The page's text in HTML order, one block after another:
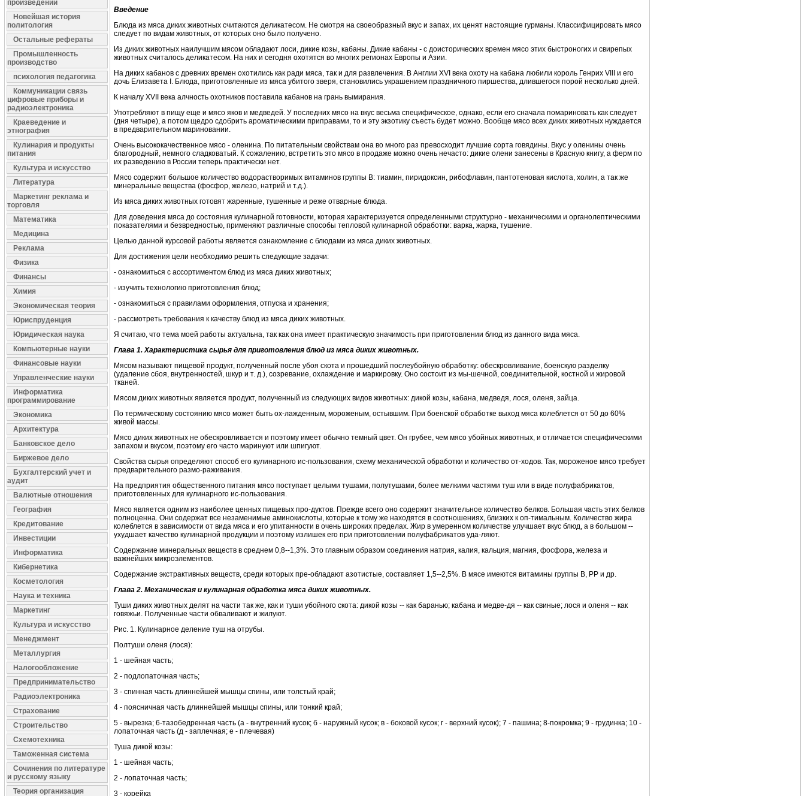
произведений
Новейшая история
политология
Остальные рефераты
Промышленность
производство
психология педагогика
Коммуникации связь
цифровые приборы и
радиоэлектроника
Краеведение и
этнография
Кулинария и продукты
питания
Культура и искусство
Литература
Маркетинг реклама и
торговля
Математика
Медицина
Реклама
Физика
Финансы
Химия
Экономическая теория
Юриспруденция
Юридическая наука
Компьютерные науки
Финансовые науки
Управленческие науки
Информатика
программирование
Экономика
Архитектура
Банковское дело
Биржевое дело
Бухгалтерский учет и
аудит
Валютные отношения
География
Кредитование
Инвестиции
Информатика
Кибернетика
Косметология
Наука и техника
Маркетинг
Культура и искусство
Менеджмент
Металлургия
Налогообложение
Предпринимательство
Радиоэлектроника
Страхование
Строительство
Схемотехника
Таможенная система
Сочинения по литературе
и русскому языку
Теория организация
Введение
Блюда из мяса диких животных считаются деликатесом. Не смотря на своеобразный вкус и запах, их ценят настоящие гурманы. Классифицировать мясо
следует по видам животных, от которых оно было получено.
Из диких животных наилучшим мясом обладают лоси, дикие козы, кабаны. Дикие кабаны - с доисторических времен мясо этих быстроногих и свирепых
животных считалось деликатесом. На них и сегодня охотятся во многих регионах Европы и Азии.
На диких кабанов с древних времен охотились как ради мяса, так и для развлечения. В Англии XVI века охоту на кабана любили король Генрих VIII и его
дочь Елизавета I. Блюда, приготовленные из мяса убитого зверя, становились украшением праздничного пиршества, длившегося порой несколько дней.
К началу XVII века алчность охотников поставила кабанов на грань вымирания.
Употребляют в пищу еще и мясо яков и медведей. У последних мясо на вкус весьма специфическое, однако, если его сначала помариновать как следует
(дня четыре), а потом щедро сдобрить ароматическими приправами, то и эту экзотику съесть будет можно. Вообще мясо всех диких животных нуждается
в предварительном мариновании.
Очень высококачественное мясо - оленина. По питательным свойствам она во много раз превосходит лучшие сорта говядины. Вкус у оленины очень
благородный, немного сладковатый. К сожалению, встретить это мясо в продаже можно очень нечасто: дикие олени занесены в Красную книгу, а ферм по
их разведению в России теперь практически нет.
Мясо содержит большое количество водорастворимых витаминов группы В: тиамин, пиридоксин, рибофлавин, пантотеновая кислота, холин, а так же
минеральные вещества (фосфор, железо, натрий и т.д.).
Из мяса диких животных готовят жаренные, тушенные и реже отварные блюда.
Для доведения мяса до состояния кулинарной готовности, которая характеризуется определенными структурно - механическими и органолептическими
показателями и безвредностью, применяют различные способы тепловой кулинарной обработки: варка, жарка, тушение.
Целью данной курсовой работы является ознакомление с блюдами из мяса диких животных.
Для достижения цели необходимо решить следующие задачи:
- ознакомиться с ассортиментом блюд из мяса диких животных;
- изучить технологию приготовления блюд;
- ознакомиться с правилами оформления, отпуска и хранения;
- рассмотреть требования к качеству блюд из мяса диких животных.
Я считаю, что тема моей работы актуальна, так как она имеет практическую значимость при приготовлении блюд из данного вида мяса.
Глава 1. Характеристика сырья для приготовления блюд из мяса диких животных.
Мясом называют пищевой продукт, полученный после убоя скота и прошедший послеубойную обработку: обескровливание, боенскую разделку
(удаление сбоя, внутренностей, шкур и т. д.), созревание, охлаждение и маркировку. Оно состоит из мы-шечной, соединительной, костной и жировой
тканей.
Мясом диких животных является продукт, полученный из следующих видов животных: дикой козы, кабана, медведя, лося, оленя, зайца.
По термическому состоянию мясо может быть ох-лажденным, мороженым, остывшим. При боенской обработке выход мяса колеблется от 50 до 60%
живой массы.
Мясо диких животных не обескровливается и поэтому имеет обычно темный цвет. Он грубее, чем мясо убойных животных, и отличается специфическими
запахом и вкусом, поэтому его часто маринуют или шпигуют.
Свойства сырья определяют способ его кулинарного ис-пользования, схему механической обработки и количество от-ходов. Так, мороженое мясо требует
предварительного размо-раживания.
На предприятия общественного питания мясо поступает целыми тушами, полутушами, более мелкими частями туш или в виде полуфабрикатов,
приготовленных для кулинарного ис-пользования.
Мясо является одним из наиболее ценных пищевых про-дуктов. Прежде всего оно содержит значительное количество белков. Большая часть этих белков
полноценна. Они содержат все незаменимые аминокислоты, которые к тому же находятся в соотношениях, близких к оп-тимальным. Количество жира
колеблется в зависимости от вида мяса и его упитанности в очень широких пределах. Жир в умеренном количестве улучшает вкус блюд, а в большом --
ухудшает качество кулинарной продукции и поэтому излишек его при приготовлении полуфабрикатов уда-ляют.
Содержание минеральных веществ в среднем 0,8--1,3%. Это главным образом соединения натрия, калия, кальция, магния, фосфора, железа и
важнейших микроэлементов.
Содержание экстрактивных веществ, среди которых пре-обладают азотистые, составляет 1,5--2,5%. В мясе имеются витамины группы В, PP и др.
Глава 2. Механическая и кулинарная обработка мяса диких животных.
Туши диких животных делят на части так же, как и туши убойного скота: дикой козы -- как баранью; кабана и медве-дя -- как свиные; лося и оленя -- как
говяжьи. Полученные части обваливают и жилуют.
Рис. 1. Кулинарное деление туш на отрубы.
Полтуши оленя (лося):
1 - шейная часть;
2 - подлопаточная часть;
3 - спинная часть длиннейшей мышцы спины, или толстый край;
4 - поясничная часть длиннейшей мышцы спины, или тонкий край;
5 - вырезка; 6-тазобедренная часть (а - внутренний кусок; б - наружный кусок; в - боковой кусок; г - верхний кусок); 7 - пашина; 8-покромка; 9 - грудинка; 10 -
лопаточная часть (д - заплечная; е - плечевая)
Туша дикой козы:
1 - шейная часть;
2 - лопаточная часть;
3 - корейка